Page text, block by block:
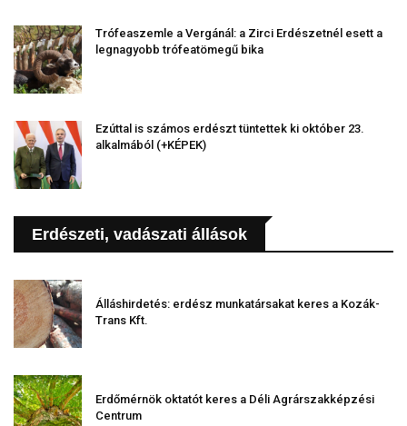
Trófeaszemle a Vergánál: a Zirci Erdészetnél esett a
legnagyobb trófeatömegű bika
Ezúttal is számos erdészt tüntettek ki október 23.
alkalmából (+KÉPEK)
Erdészeti, vadászati állások
Álláshirdetés: erdész munkatársakat keres a Kozák-
Trans Kft.
Erdőmérnök oktatót keres a Déli Agrárszakképzési
Centrum